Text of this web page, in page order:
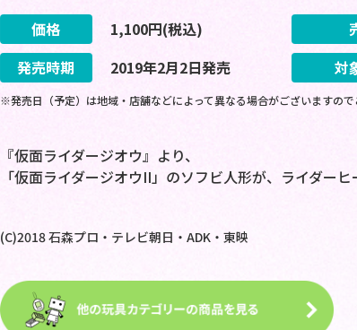
価格 1,100円(税込)
発売時期
2019年2月2日発売 対
※発売日（予定）は地域・店舗などによって異なる場合がございますの
『仮面ライダージオウ』より、
「仮面ライダージオウII」のソフビ人形が、ライダー
(C)2018 石森プロ・テレビ朝日・ADK・東映